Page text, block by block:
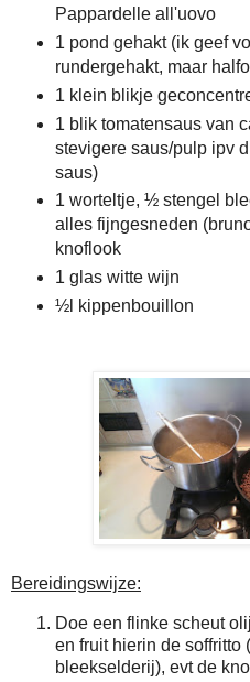
Pappardelle all'uovo
1 pond gehakt (ik geef
rundergehakt, maar
1 klein blikje
1 blik tomatensaus van
stevigere saus/pulp ipv
saus)
1 worteltje, ½ stengel
alles fijngesneden
knoflook
1 glas witte wijn
½l kippenbouillon
Bereidingswijze:
Doe een flinke scheut
en fruit hierin de soffritto
bleekselderij), evt de